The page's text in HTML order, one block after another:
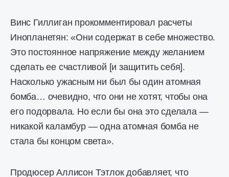
Винс Гиллиган прокомментировал расчеты
Инопланетян: «Они содержат в себе множество.
Это постоянное напряжение между желанием
сделать ее счастливой [и защитить себя].
Насколько ужасным ни был бы один атомная
бомба… очевидно, что они не хотят, чтобы она
его подорвала. Но если бы она это сделала —
никакой каламбур — одна атомная бомба не
стала бы концом света».
Продюсер Аллисон Тэтлок добавляет, что